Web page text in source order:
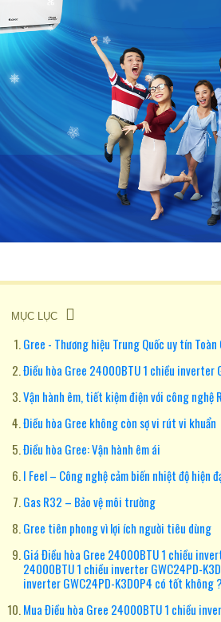
MỤC LỤC
Gree - Thương hiệu Trung Quốc uy tín Toàn
Điều hòa Gree 24000BTU 1 chiều inverter
Vận hành êm, tiết kiệm điện với công nghệ
Điều hòa Gree không còn sợ vi rút vi khuẩn
Điều hòa Gree: Vận hành êm ái
I Feel – Công nghệ cảm biến nhiệt độ hiện
Gas R32 – Bảo vệ môi trường
Gree tiên phong vì lợi ích người tiêu dùng
Giá Điều hòa Gree 24000BTU 1 chiều
24000BTU 1 chiều inverter GWC24PD-
inverter GWC24PD-K3D0P4 có tốt không ?
Mua Điều hòa Gree 24000BTU 1 chiều